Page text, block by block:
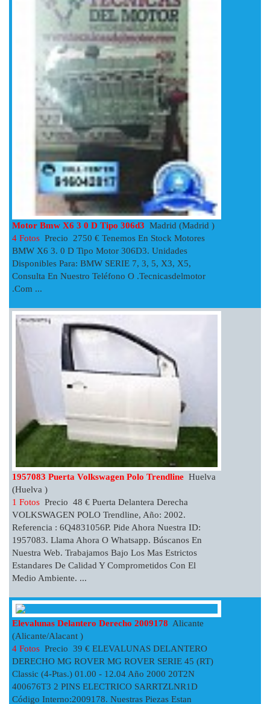
Motor Bmw X6 3 0 D Tipo 306d3 Madrid (Madrid )
4 Fotos Precio 2750 € Tenemos En Stock Motores
BMW X6 3. 0 D Tipo Motor 306D3. Unidades
Disponibles Para: BMW SERIE 7, 3, 5, X3, X5,
Consulta En Nuestro Teléfono O .tecnicasdelmotor
.com ...
1957083 Puerta Volkswagen Polo Trendline Huelva
(Huelva )
1 Fotos Precio 48 € Puerta Delantera Derecha
VOLKSWAGEN POLO Trendline, Año: 2002.
Referencia : 6Q4831056P. Pide Ahora Nuestra ID:
1957083. Llama Ahora O Whatsapp. Búscanos En
Nuestra Web. Trabajamos Bajo Los Mas Estrictos
Estandares De Calidad Y Comprometidos Con El
Medio Ambiente. ...
Elevalunas Delantero Derecho 2009178 Alicante
(Alicante/Alacant )
4 Fotos Precio 39 € ELEVALUNAS DELANTERO
DERECHO MG ROVER MG ROVER SERIE 45 (RT)
Classic (4-Ptas.) 01.00 - 12.04 Año 2000 20T2N
400676T3 2 PINS ELECTRICO SARRTZLNR1D
Código Interno:2009178. Nuestras Piezas Estan